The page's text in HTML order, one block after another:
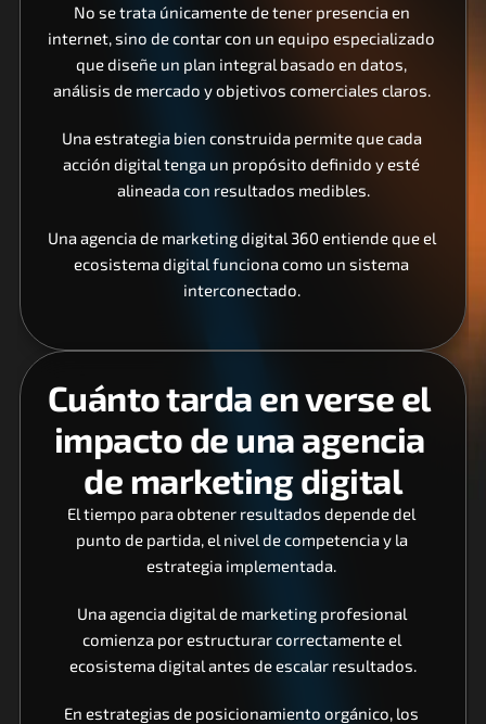
No se trata únicamente de tener presencia en
internet, sino de contar con un equipo especializado
que diseñe un plan integral basado en datos,
análisis de mercado y objetivos comerciales claros.
Una estrategia bien construida permite que cada
acción digital tenga un propósito definido y esté
alineada con resultados medibles.
Una agencia de marketing digital 360 entiende que el
ecosistema digital funciona como un sistema
interconectado.
Cuánto tarda en verse el
impacto de una agencia
de marketing digital
El tiempo para obtener resultados depende del
punto de partida, el nivel de competencia y la
estrategia implementada.
Una agencia digital de marketing profesional
comienza por estructurar correctamente el
ecosistema digital antes de escalar resultados.
En estrategias de posicionamiento orgánico, los